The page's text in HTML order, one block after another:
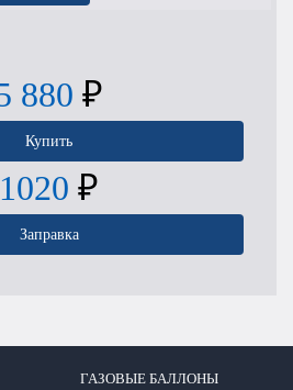
880 ₽
Купить
1020 ₽
Заправка
ГАЗОВЫЕ БАЛЛОНЫ